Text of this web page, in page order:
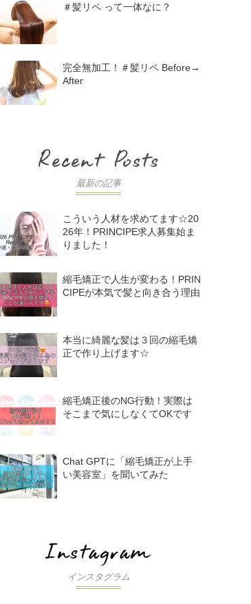
＃髪リペ って一体なに？
完全無加工！＃髪リペ Before→
After
最新の記事
こういう人材を求めてます☆20
26年！PRINCIPE求人募集始ま
りました！
縮毛矯正で人生が変わる！PRIN
CIPEが本気で髪と向き合う理由
本当に綺麗な髪は３回の縮毛矯
正で作り上げます☆
縮毛矯正後のNG行動！実際は
そこまで気にしなくてOKです
Chat GPTに「縮毛矯正が上手
い美容室」を聞いてみた
インスタグラム